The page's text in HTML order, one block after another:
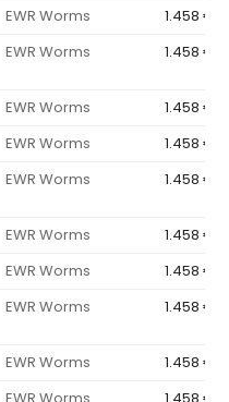
EWR Worms
1.458 €
EWR Worms 1.458 €
EWR Worms
1.458 €
EWR Worms
1.458 €
EWR Worms 1.458 €
EWR Worms
1.458 €
EWR Worms
1.458 €
EWR Worms 1.458 €
EWR Worms
1.458 €
EWR Worms
1.458 €